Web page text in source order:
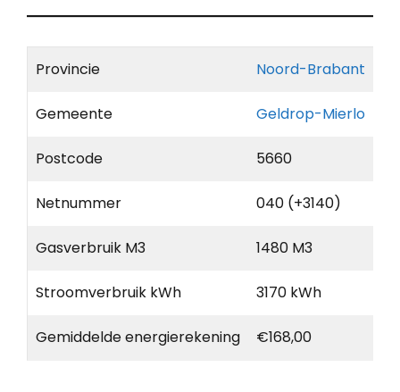
Provincie Noord-Brabant
Gemeente Geldrop-Mierlo
Postcode 5660
Netnummer 040 (+3140)
Gasverbruik M3 1480 M3
Stroomverbruik kWh 3170 kWh
Gemiddelde energierekening €168,00